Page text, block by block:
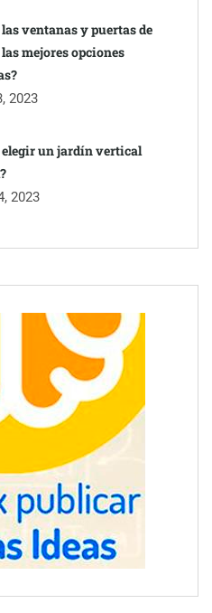
las ventanas y puertas de
mejores opciones
2023
elegir un jardín vertical
2023